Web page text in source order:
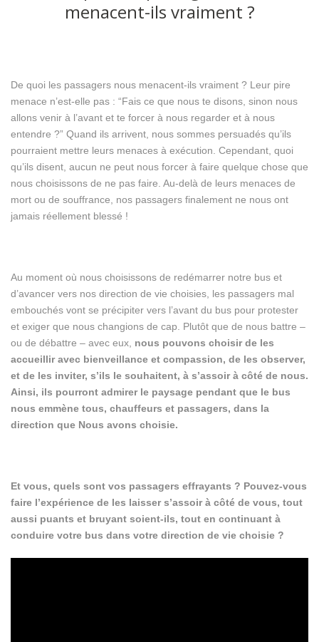
menacent-ils vraiment ?
De quoi les passagers nous menacent-ils vraiment ? Leur pire
menace n’est-elle pas : “Fais ce que nous te disons, sinon nous
allons venir à l’avant et te forcer à nous regarder et à nous
entendre ?” Quand ils arrivent, nous sommes persuadés qu’ils
pourraient mettre leurs menaces à exécution. Cependant, quoi
qu’ils disent, aucun ne peut nous forcer à faire quelque chose que
nous choisissons de ne pas faire. Au-delà de leurs menaces de
mort ou de souffrance, nos passagers finalement ne nous ont
jamais réellement blessé !
Au moment où nous choisissons de redémarrer notre bus et
d’avancer vers nos direction de vie choisies, les passagers mal
embouchés vont se précipiter vers l’avant du bus pour protester
et exiger que nous changions de cap. Plutôt que de nous battre –
ou de débattre – avec eux, nous pouvons choisir de les
accueillir avec bienveillance et compassion, de les observer,
et de les inviter, s’ils le souhaitent, à s’assoir à côté de nous.
Ainsi, ils pourront admirer le paysage pendant que le bus
nous emmène tous, chauffeurs et passagers, dans la
direction que Nous avons choisie.
Et vous, quels sont vos passagers effrayants ? Pouvez-vous
faire l’expérience de les laisser s’assoir à côté de vous, tout
aussi puants et bruyant soient-ils, tout en continuant à
conduire votre bus dans votre direction de vie choisie ?